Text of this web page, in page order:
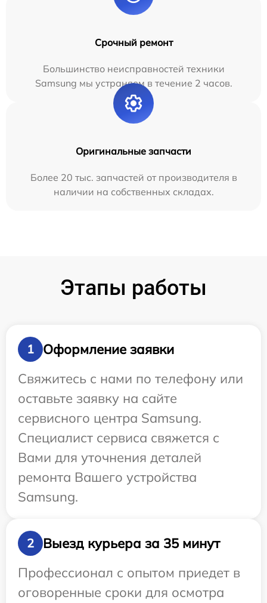
Срочный ремонт
Большинство неисправностей техники
Samsung мы устраняем в течение 2 часов.
Оригинальные запчасти
Более 20 тыс. запчастей от производителя в
наличии на собственных складах.
Этапы работы
1
Оформление заявки
Свяжитесь с нами по телефону или
оставьте заявку на сайте
сервисного центра Samsung.
Специалист сервиса свяжется с
Вами для уточнения деталей
ремонта Вашего устройства
Samsung.
2
Выезд курьера за 35 минут
Профессионал с опытом приедет в
оговоренные сроки для осмотра